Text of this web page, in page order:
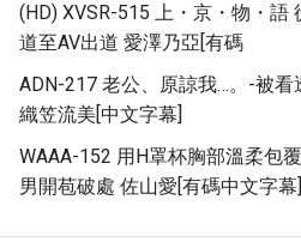
(HD) XVSR-515 上・京・物・語
道至AV出道 愛澤乃亞[有碼
ADN-217 老公、原諒我…。-被看
織笠流美[中文字幕]
WAAA-152 用H罩杯胸部溫柔包
男開苞破處 佐山愛[有碼中文字幕]